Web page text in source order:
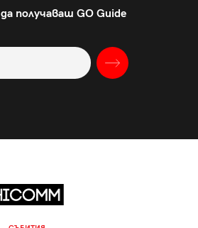
получаваш GO Guide